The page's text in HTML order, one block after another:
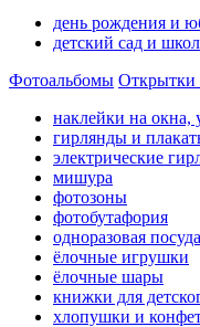
день рождения и
детский сад и
Фотоальбомы Открытки
наклейки на окна,
гирлянды и
электрические
мишура
фотозоны
фотобутафория
одноразовая
ёлочные игрушки
ёлочные шары
книжки для
хлопушки и